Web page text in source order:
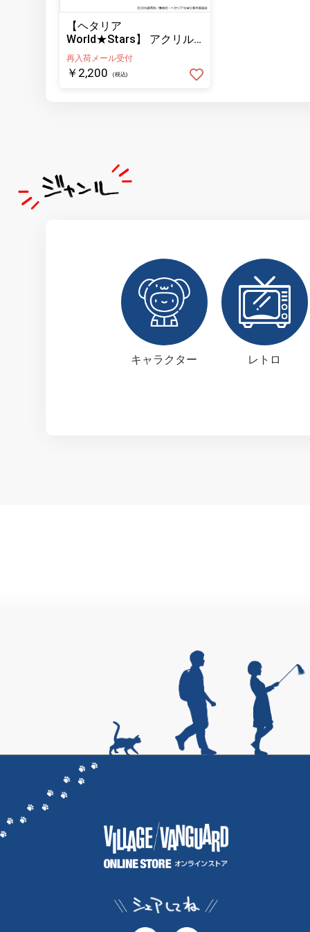
【ヘタリア
World★Stars】 アクリル
フィギュア ロシア
再入荷メール受付
￥2,200 (税込)
キャラクター レトロ